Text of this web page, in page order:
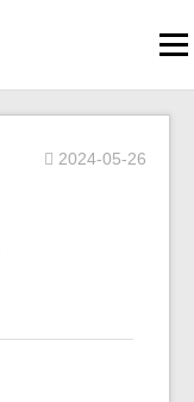
2024-05-26